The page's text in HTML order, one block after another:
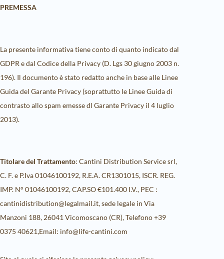
PREMESSA
La presente informativa tiene conto di quanto indicato dal
GDPR e dal Codice della Privacy (D. Lgs 30 giugno 2003 n.
196). Il documento è stato redatto anche in base alle Linee
Guida del Garante Privacy (soprattutto le Linee Guida di
contrasto allo spam emesse dl Garante Privacy il 4 luglio
2013).
Titolare del Trattamento: Cantini Distribution Service srl,
C. F. e P.Iva 01046100192, R.E.A. CR1301015, ISCR. REG.
IMP. N° 01046100192, CAP.SO €101.400 I.V., PEC :
cantinidistribution@legalmail.it, sede legale in Via
Manzoni 188, 26041 Vicomoscano (CR), Telefono +39
0375 40621,Email: info@life-cantini.com